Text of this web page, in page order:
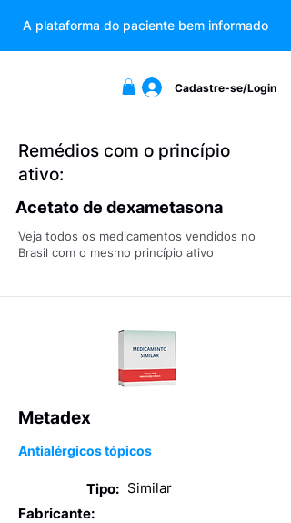
A plataforma do paciente bem informado
Cadastre-se/Login
Remédios com o princípio
ativo:
Acetato de dexametasona
Veja todos os medicamentos vendidos no
Brasil com o mesmo princípio ativo
Metadex
Antialérgicos tópicos
Tipo: Similar
Fabricante: